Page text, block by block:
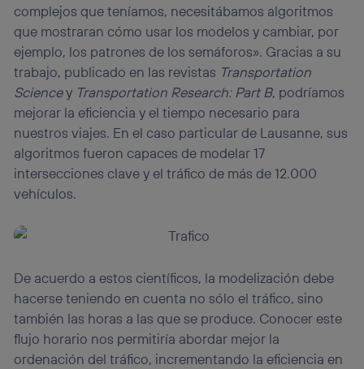
complejos que teníamos, necesitábamos algoritmos
que mostraran cómo usar los modelos y cambiar, por
ejemplo, los patrones de los semáforos». Gracias a su
trabajo, publicado en las revistas Transportation
Sciencey Transportation Research: Part B, podríamos
mejorar la eficiencia y el tiempo necesario para
nuestros viajes. En el caso particular de Lausanne, sus
algoritmos fueron capaces de modelar 17
intersecciones clave y el tráfico de más de 12.000
vehículos.
De acuerdo a estos científicos, la modelización debe
hacerse teniendo en cuenta no sólo el tráfico, sino
también las horas a las que se produce. Conocer este
flujo horario nos permitiría abordar mejor la
ordenación del tráfico, incrementando la eficiencia en